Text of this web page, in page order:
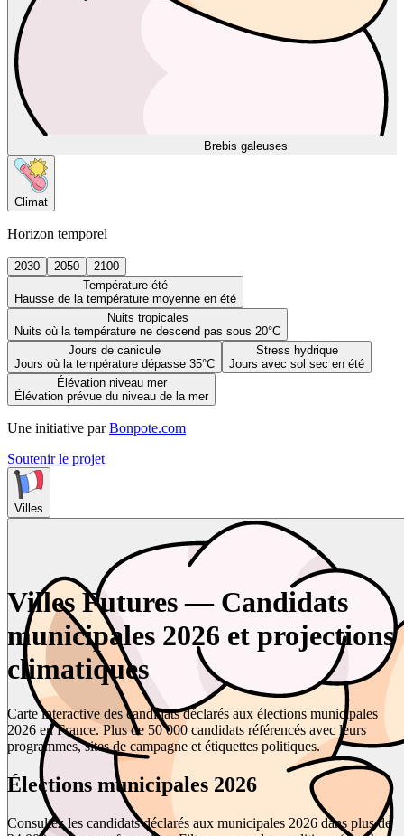
Brebis galeuses
Climat
Horizon temporel
2030 2050
2100
Température été
Hausse de la température moyenne en été
Nuits tropicales
Nuits où la température ne descend pas sous 20°C
Jours de canicule
Jours où la température dépasse 35°C
Stress hydrique
Jours avec sol sec en été
Élévation niveau mer
Élévation prévue du niveau de la mer
Une initiative par Bonpote.com
Soutenir le projet
Villes
Villes Futures — Candidats
municipales 2026 et projections
climatiques
Carte interactive des candidats déclarés aux élections municipales
2026 en France. Plus de 50 000 candidats référencés avec leurs
programmes, sites de campagne et étiquettes politiques.
Élections municipales 2026
Consultez les candidats déclarés aux municipales 2026 dans plus de